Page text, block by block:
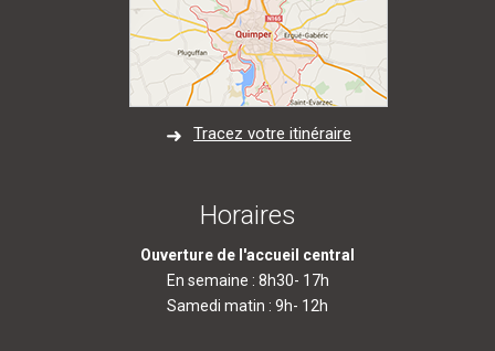
Tracez votre itinéraire
Horaires
Ouverture de l'accueil central
En semaine : 8h30- 17h
Samedi matin : 9h- 12h